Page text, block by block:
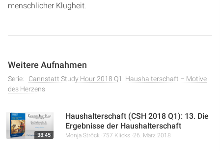
menschlicher Klugheit.
Weitere Aufnahmen
Serie:
Cannstatt Study Hour 2018 Q1: Haushalterschaft – Motive
des Herzens
38:45
Haushalterschaft (CSH 2018 Q1): 13. Die
Ergebnisse der Haushalterschaft
Monja Ströck 757 Klicks 26. März 2018